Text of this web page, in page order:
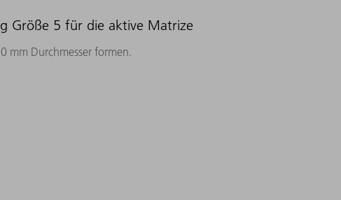
Größe 5 für die aktive Matrize
mm Durchmesser formen.